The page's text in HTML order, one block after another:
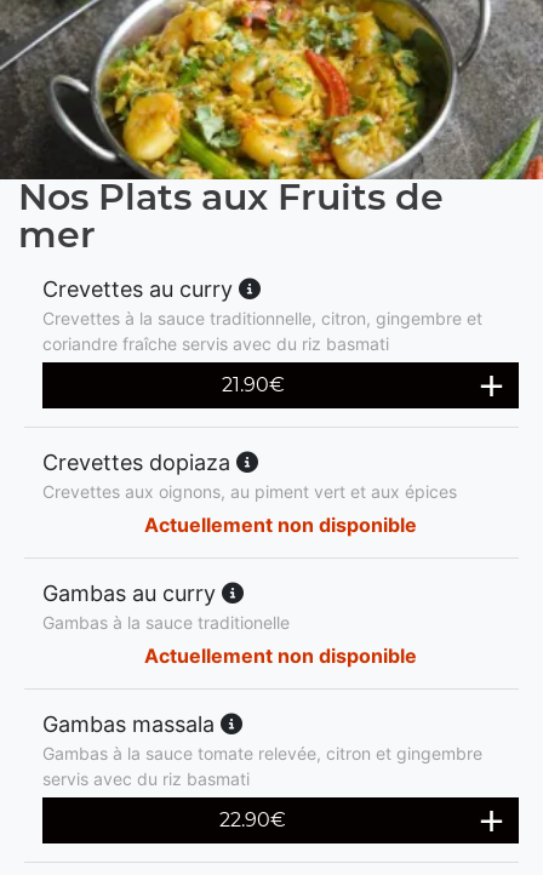
Nos Plats aux Fruits de
mer
Crevettes au curry
Crevettes à la sauce traditionnelle, citron, gingembre et
coriandre fraîche servis avec du riz basmati
21.90€
Crevettes dopiaza
Crevettes aux oignons, au piment vert et aux épices
Actuellement non disponible
Gambas au curry
Gambas à la sauce traditionelle
Actuellement non disponible
Gambas massala
Gambas à la sauce tomate relevée, citron et gingembre
servis avec du riz basmati
22.90€